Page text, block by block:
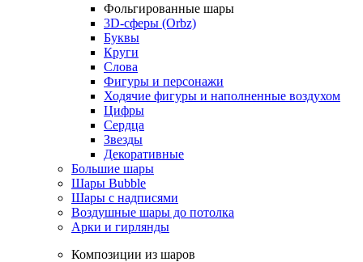
Фольгированные шары
3D-сферы (Orbz)
Буквы
Круги
Слова
Фигуры и персонажи
Ходячие фигуры и наполненные воздухом
Цифры
Сердца
Звезды
Декоративные
Большие шары
Шары Bubble
Шары с надписями
Воздушные шары до потолка
Арки и гирлянды
Композиции из шаров